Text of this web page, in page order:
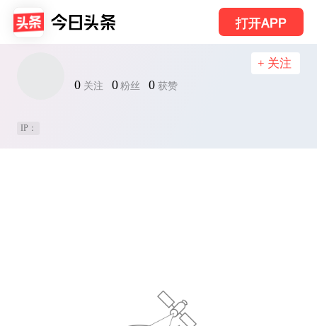
打开APP
0 关注 0 粉丝 0 获赞
+ 关注
IP：